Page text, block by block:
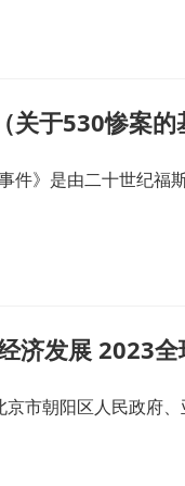
关于530惨案的
件》是由二十世纪福
济发展 2023
京市朝阳区人民政府